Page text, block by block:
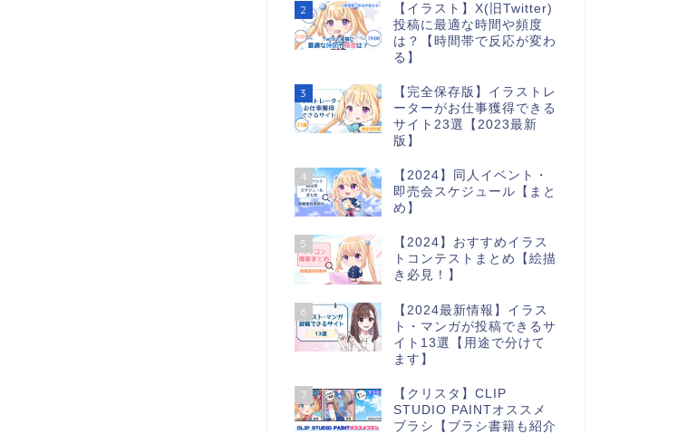
2
【イラスト】X(旧Twitter)
投稿に最適な時間や頻度
は？【時間帯で反応が変わ
る】
3
【完全保存版】イラストレ
ーターがお仕事獲得できる
サイト23選【2023最新
版】
4
【2024】同人イベント・
即売会スケジュール【まと
め】
5
【2024】おすすめイラス
トコンテストまとめ【絵描
き必見！】
6
【2024最新情報】イラス
ト・マンガが投稿できるサ
イト13選【用途で分けて
ます】
7
【クリスタ】CLIP
STUDIO PAINTオススメ
ブラシ【ブラシ書籍も紹介